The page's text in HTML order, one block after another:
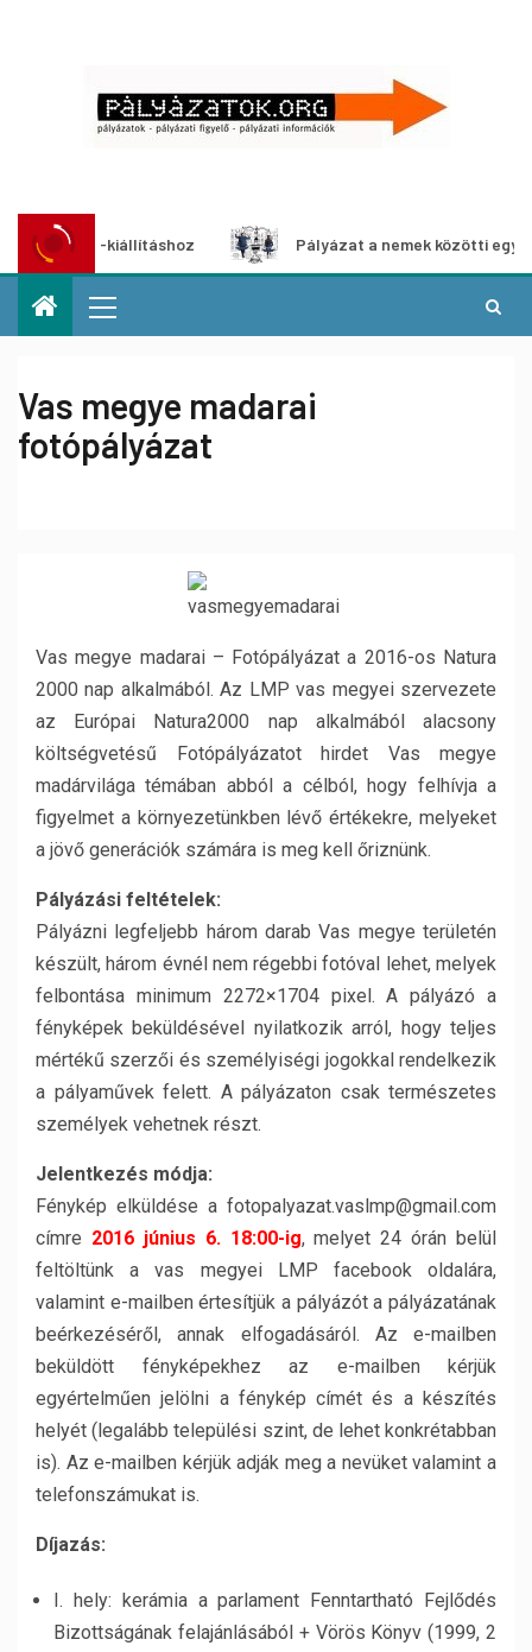
kiállításhoz Pályázat a nemek közötti egyenlőség
Vas megye madarai
fotópályázat
Vas megye madarai – Fotópályázat a 2016-os Natura
2000 nap alkalmából. Az LMP vas megyei szervezete
az Európai Natura2000 nap alkalmából alacsony
költségvetésű Fotópályázatot hirdet Vas megye
madárvilága témában abból a célból, hogy felhívja a
figyelmet a környezetünkben lévő értékekre, melyeket
a jövő generációk számára is meg kell őriznünk.
Pályázási feltételek:
Pályázni legfeljebb három darab Vas megye területén
készült, három évnél nem régebbi fotóval lehet, melyek
felbontása minimum 2272×1704 pixel. A pályázó a
fényképek beküldésével nyilatkozik arról, hogy teljes
mértékű szerzői és személyiségi jogokkal rendelkezik
a pályaművek felett. A pályázaton csak természetes
személyek vehetnek részt.
Jelentkezés módja:
Fénykép elküldése a fotopalyazat.vaslmp@gmail.com
címre 2016 június 6. 18:00-ig, melyet 24 órán belül
feltöltünk a vas megyei LMP facebook oldalára,
valamint e-mailben értesítjük a pályázót a pályázatának
beérkezéséről, annak elfogadásáról. Az e-mailben
beküldött fényképekhez az e-mailben kérjük
egyértelműen jelölni a fénykép címét és a készítés
helyét (legalább települési szint, de lehet konkrétabban
is). Az e-mailben kérjük adják meg a nevüket valamint a
telefonszámukat is.
Díjazás:
I. hely: kerámia a parlament Fenntartható Fejlődés
Bizottságának felajánlásából + Vörös Könyv (1999, 2